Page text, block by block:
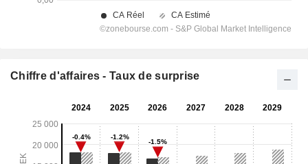
Chiffre d'affaires - Taux de surprise